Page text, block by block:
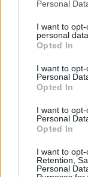
not limited to
grant or deny
use your data for
consent section.
Personal
I want to
personal data.
Opted In
I want to
Personal
Opted In
I want to
Personal
Opted In
I want to opt-
Retention,
Personal
La libertà, ha
day”, e il governo
Nel suo discorso,
giovani repubblicani
l’Ungheria per aver
sostenere una
Nazioni Unite che